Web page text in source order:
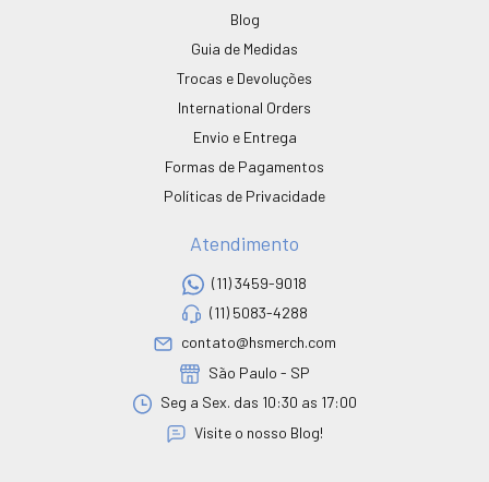
Blog
Guia de Medidas
Trocas e Devoluções
International Orders
Envio e Entrega
Formas de Pagamentos
Políticas de Privacidade
Atendimento
(11) 3459-9018
(11) 5083-4288
contato@hsmerch.com
São Paulo - SP
Seg a Sex. das 10:30 as 17:00
Visite o nosso Blog!